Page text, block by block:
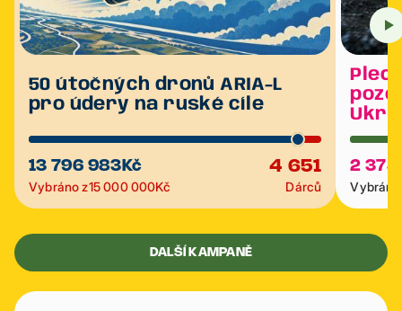
50 útočných dronů ARIA-L
pro údery na ruské cíle
13 796 983 Kč 4 651
Vybráno z15 000 000Kč Dárců
2 378
DALŠÍ KAMPANĚ